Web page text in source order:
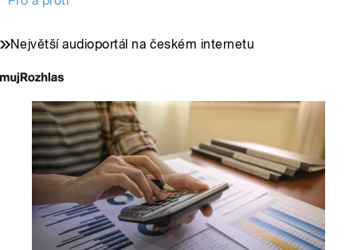
Největší audioportál na českém internetu